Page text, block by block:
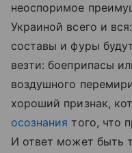
неоспоримое
Украиной всего и
составы и фуры
везти: боеприпасы
воздушного
хороший признак,
осознания того, что
И ответ может быть